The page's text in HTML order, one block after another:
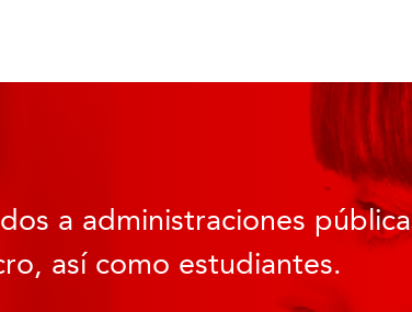
a administraciones
así como estudiantes.